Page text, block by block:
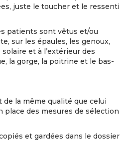
juste le toucher et le ressenti
patients sont vêtus et/ou
sur les épaules, les genoux,
et à l’extérieur des
la gorge, la poitrine et le bas-
de la même qualité que celui
place des mesures de sélection
et gardées dans le dossier